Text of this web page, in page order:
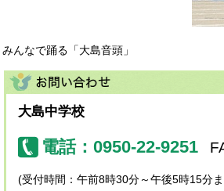
みんなで踊る「大島音頭」
大島中学校
電話：0950-22-9251
(受付時間：午前8時30分～午後5時15分